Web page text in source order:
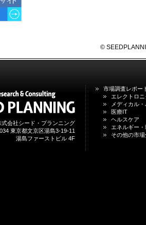
イン
・
状と
た。
ける
2026
©
式会社シード・プランニング
東京都文京区湯島3-19-11
湯島ファーストビル 4F
市場調査レポー
エレクトロ
メディカル
医療IT
ヘルスケア
エネルギー
その他の市